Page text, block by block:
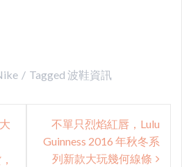
Tagged 波鞋資訊
不單只烈焰紅唇，Lulu
Guinness 2016 年秋冬系
列新款大玩幾何線條